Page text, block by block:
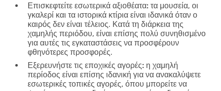
Επισκεφτείτε εσωτερικά αξιοθέατα: τα μουσεία, οι
γκαλερί και τα ιστορικά κτίρια είναι ιδανικά όταν ο
καιρός δεν είναι τέλειος. Κατά τη διάρκεια της
χαμηλής περιόδου, είναι επίσης πολύ συνηθισμένο
για αυτές τις εγκαταστάσεις να προσφέρουν
φθηνότερες προσφορές.
Εξερευνήστε τις εποχικές αγορές: η χαμηλή
περίοδος είναι επίσης ιδανική για να ανακαλύψετε
εσωτερικές τοπικές αγορές, όπου μπορείτε να